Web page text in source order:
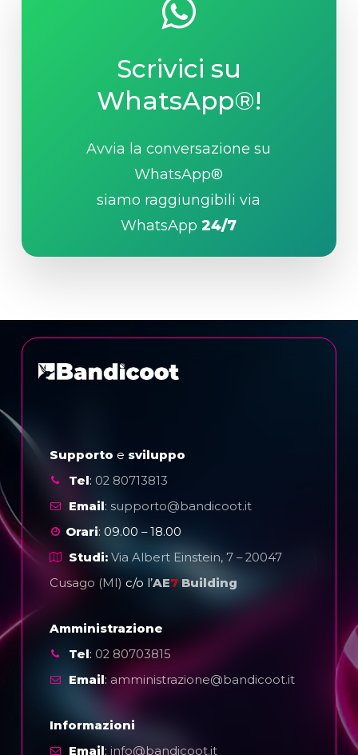
Scrivici su
WhatsApp®!
Avvia la conversazione su
WhatsApp®
siamo raggiungibili via
WhatsApp24/7
Supporto e sviluppo
Tel: 02 80713813
Email: supporto@bandicoot.it
Orari: 09.00 – 18.00
Studi: Via Albert Einstein, 7 – 20047
Cusago (MI) c/o l’AE7Building
Amministrazione
Tel: 02 80703815
Email: amministrazione@bandicoot.it
Informazioni
Email: info@bandicoot.it